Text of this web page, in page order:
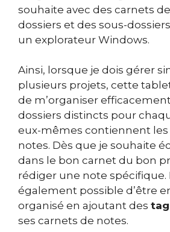
souhaite avec des carnets
dossiers et des sous-
un explorateur Windows.
Ainsi, lorsque je dois gérer
plusieurs projets, cette
de m’organiser
dossiers distincts pour
eux-mêmes contiennent les
notes. Dès que je souhaite
dans le bon carnet du bon
rédiger une note spécifique.
également possible d’être
organisé en ajoutant des
ses carnets de notes.